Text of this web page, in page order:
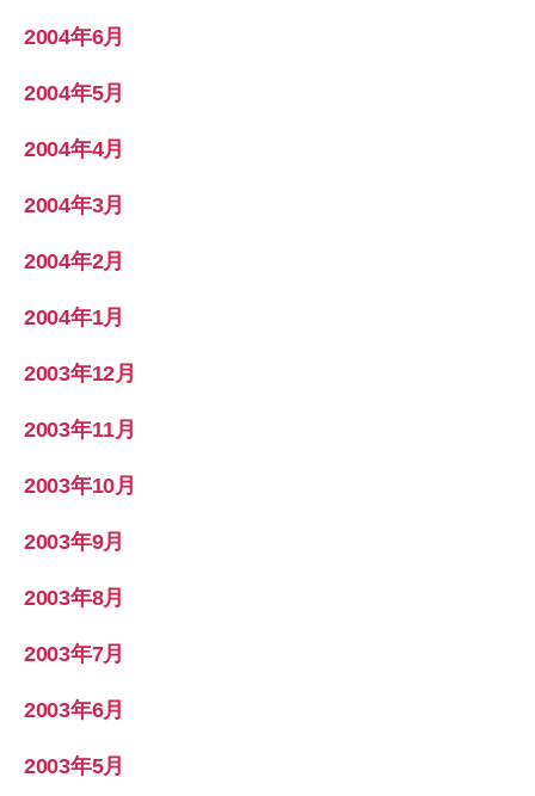
2004年6月
2004年5月
2004年4月
2004年3月
2004年2月
2004年1月
2003年12月
2003年11月
2003年10月
2003年9月
2003年8月
2003年7月
2003年6月
2003年5月